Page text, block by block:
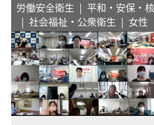
労働安全衛生
平和・安保・
社会福祉・公衆衛生
女性